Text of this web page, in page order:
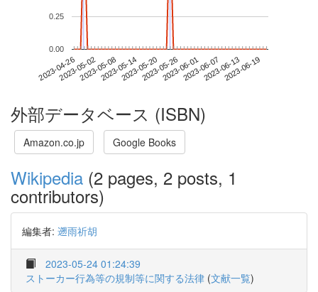
2023-04-262023-05-022023-05-082023-05-142023-05-202023-05-262023-06-012023-06-072023-06-132023-06-19
0.00
0.25
外部データベース (ISBN)
Amazon.co.jp Google Books
Wikipedia (2 pages, 2 posts, 1
contributors)
編集者: 遡雨祈胡
2023-05-24 01:24:39
ストーカー行為等の規制等に関する法律 (文献一覧)